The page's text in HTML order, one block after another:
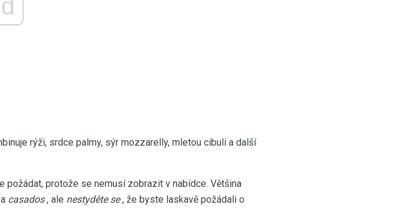
rýži, srdce palmy, sýr mozzarelly, mletou cibuli a další
požádat, protože se nemusí zobrazit v nabídce. Většina
casados, ale nestyděte se, že byste laskavě požádali o